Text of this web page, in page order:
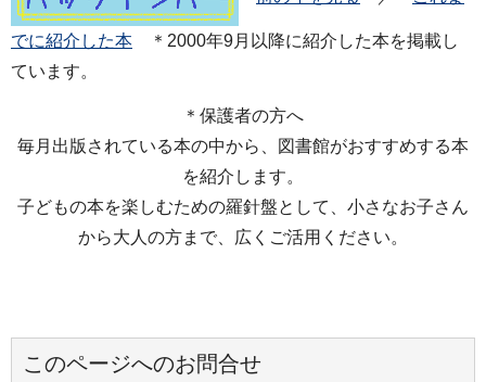
でに紹介した本 ＊2000年9月以降に紹介した本を掲載し
ています。
＊保護者の方へ
毎月出版されている本の中から、図書館がおすすめする本
を紹介します。
子どもの本を楽しむための羅針盤として、小さなお子さん
から大人の方まで、広くご活用ください。
このページへのお問合せ